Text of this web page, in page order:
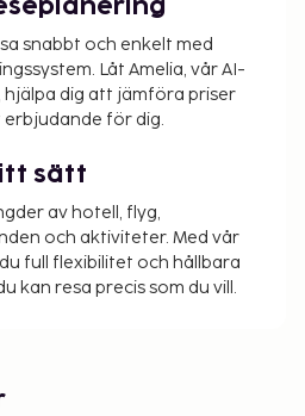
snabbt och enkelt med
Låt Amelia, vår AI-
hjälpa dig att jämföra priser
för dig.
sätt
av hotell, flyg,
och aktiviteter. Med vår
full flexibilitet och hållbara
kan resa precis som du vill.